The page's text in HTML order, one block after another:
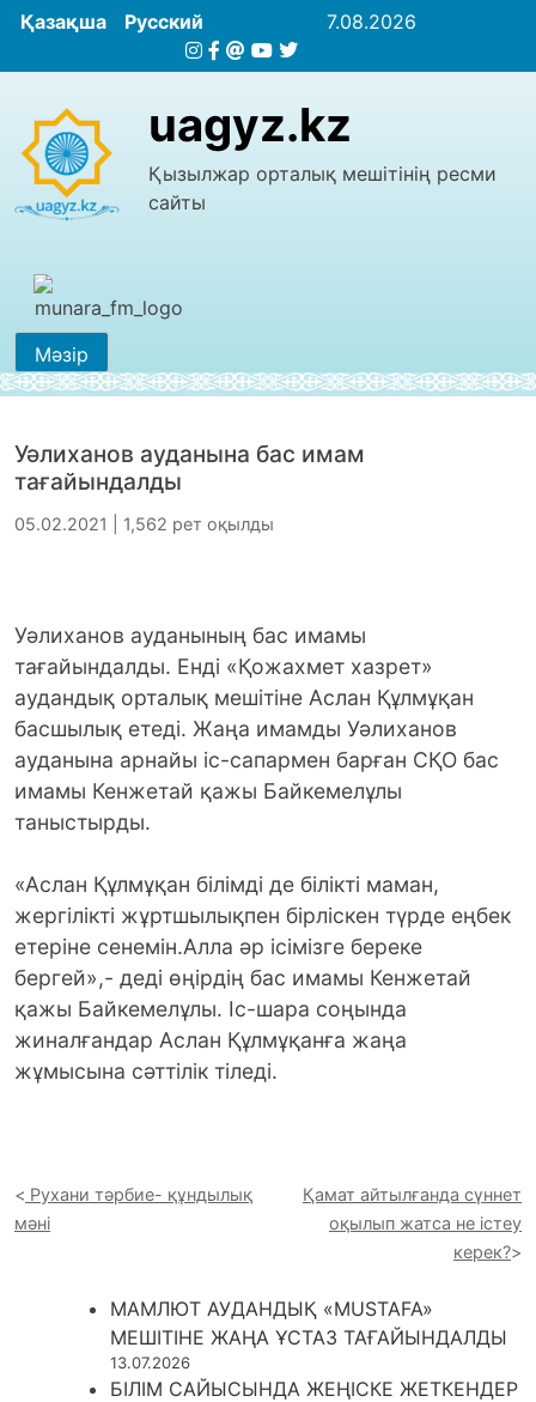
Қазақша Русский 7.08.2026
uagyz.kz
Қызылжар орталық мешітінің ресми
сайты
Мәзір
Уәлиханов ауданына бас имам
тағайындалды
05.02.2021 | 1,562 рет оқылды
Уәлиханов ауданының бас имамы
тағайындалды. Енді «Қожахмет хазрет»
аудандық орталық мешітіне Аслан Құлмұқан
басшылық етеді. Жаңа имамды Уәлиханов
ауданына арнайы іс-сапармен барған СҚО бас
имамы Кенжетай қажы Байкемелұлы
таныстырды.
«Аслан Құлмұқан білімді де білікті маман,
жергілікті жұртшылықпен бірліскен түрде еңбек
етеріне сенемін.Алла әр ісімізге береке
бергей»,- деді өңірдің бас имамы Кенжетай
қажы Байкемелұлы. Іс-шара соңында
жиналғандар Аслан Құлмұқанға жаңа
жұмысына сәттілік тіледі.
Рухани тәрбие- құндылық
мәні
Қамат айтылғанда сүннет
оқылып жатса не істеу
керек?
МАМЛЮТ АУДАНДЫҚ «MUSTAFA»
МЕШІТІНЕ ЖАҢА ҰСТАЗ ТАҒАЙЫНДАЛДЫ
13.07.2026
БІЛІМ САЙЫСЫНДА ЖЕҢІСКЕ ЖЕТКЕНДЕР